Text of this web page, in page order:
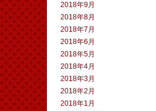
2018年9月
2018年8月
2018年7月
2018年6月
2018年5月
2018年4月
2018年3月
2018年2月
2018年1月